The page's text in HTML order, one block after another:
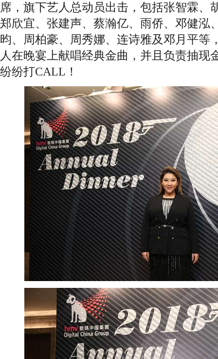
席，旗下艺人总动员出击，包括张智霖、
郑欣宜、张建声、蔡瀚亿、雨侨、邓健泓
昀、周柏豪、周秀娜、连诗雅及邓月平等
人在晚宴上献唱经典金曲，并且负责抽现
纷纷打CALL！